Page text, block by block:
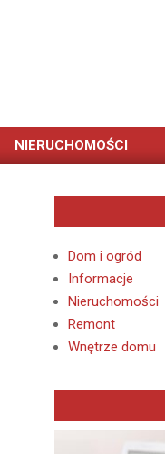
NIERUCHOMOŚCI
Dom i ogród
Informacje
Nieruchomości
Remont
Wnętrze domu